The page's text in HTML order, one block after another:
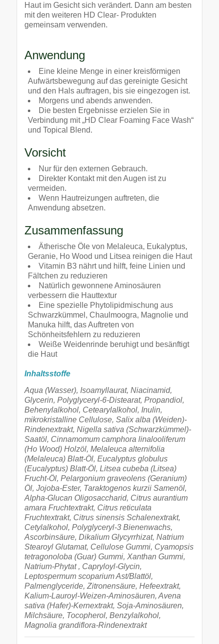
Haut im Gesicht sich verändert. Dann am besten
mit den weiteren HD Clear- Produkten
gemeinsam verwenden.
Anwendung
Eine kleine Menge in einer kreisförmigen
Aufwärtsbewegung auf das gereinigte Gesicht
und den Hals auftragen, bis sie eingezogen ist.
Morgens und abends anwenden.
Die besten Ergebnisse erzielen Sie in
Verbindung mit „HD Clear Foaming Face Wash“
und Topical Blend.
Vorsicht
Nur für den externen Gebrauch.
Direkter Kontakt mit den Augen ist zu
vermeiden.
Wenn Hautreizungen auftreten, die
Anwendung absetzen.
Zusammenfassung
Ätherische Öle von Melaleuca, Eukalyptus,
Geranie, Ho Wood und Litsea reinigen die Haut
Vitamin B3 nährt und hilft, feine Linien und
Fältchen zu reduzieren
Natürlich gewonnene Aminosäuren
verbessern die Hauttextur
Eine spezielle Phytolipidmischung aus
Schwarzkümmel, Chaulmoogra, Magnolie und
Manuka hilft, das Auftreten von
Schönheitsfehlern zu reduzieren
Weiße Weidenrinde beruhigt und besänftigt
die Haut
Inhaltsstoffe
Aqua (Wasser), Isoamyllaurat, Niacinamid,
Glycerin, Polyglyceryl-6-Distearat, Propandiol,
Behenylalkohol, Cetearylalkohol, Inulin,
mikrokristalline Cellulose, Salix alba (Weiden)-
Rindenextrakt, Nigella sativa (Schwarzkümmel)-
Saatöl, Cinnamomum camphora linalooliferum
(Ho Wood) Holzöl, Melaleuca alternifolia
(Melaleuca) Blatt-Öl, Eucalyptus globulus
(Eucalyptus) Blatt-Öl, Litsea cubeba (Litsea)
Frucht-Öl, Pelargonium graveolens (Geranium)
Öl, Jojoba-Ester, Taraktogenos kurzii Samenöl,
Alpha-Glucan Oligosaccharid, Citrus aurantium
amara Fruchtextrakt, Citrus reticulata
Fruchtextrakt, Citrus sinensis Schalenextrakt,
Cetylalkohol, Polyglyceryl-3 Bienenwachs,
Ascorbinsäure, Dikalium Glycyrrhizat, Natrium
Stearoyl Glutamat, Cellulose Gummi, Cyamopsis
tetragonoloba (Guar) Gummi, Xanthan Gummi,
Natrium-Phytat , Capryloyl-Glycin,
Leptospermum scoparium Ast/Blattöl,
Palmenglyceride, Zitronensäure, Hefeextrakt,
Kalium-Lauroyl-Weizen-Aminosäuren, Avena
sativa (Hafer)-Kernextrakt, Soja-Aminosäuren,
Milchsäure, Tocopherol, Benzylalkohol,
Magnolia grandiflora-Rindenextrakt